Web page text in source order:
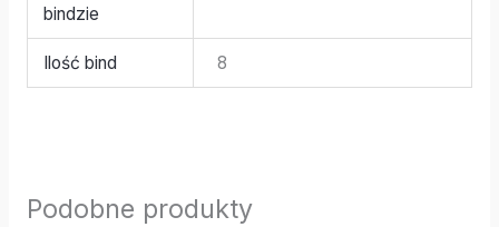
bindzie
Ilość bind 8
Podobne produkty